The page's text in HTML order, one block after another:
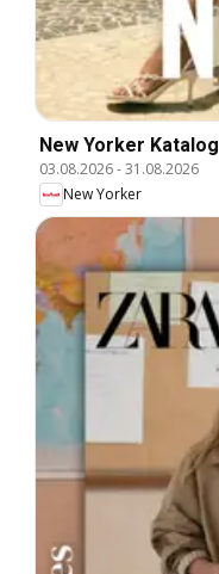
New Yorker Katalog
03.08.2026-31.08.2026
New Yorker